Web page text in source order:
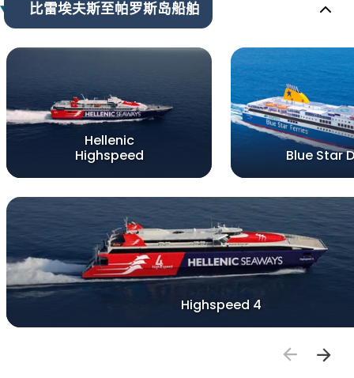
比雷埃夫斯至帕罗斯岛船舶
Hellenic
Highspeed
Blue Star
Highspeed 4